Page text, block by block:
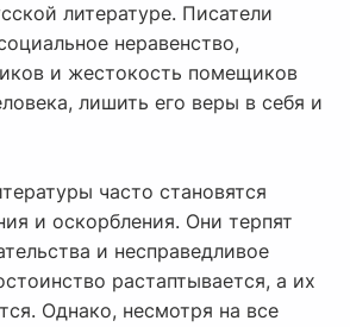
литературе. Писатели
неравенство,
и жестокость помещиков
лишить его веры в себя и
часто становятся
и оскорбления. Они терпят
и несправедливое
растаптывается, а их
Однако, несмотря на все